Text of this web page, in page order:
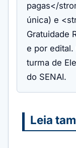
pagas</
única) e
Gratuidade
e por edital.
turma de
do SENAI.
Leia